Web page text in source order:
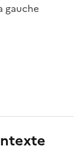
gauche